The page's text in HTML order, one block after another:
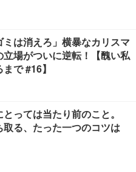
ミは消えろ」横暴なカリスマ
立場がついに逆転！【醜い私
で #16】
っては当たり前のこと。
取る、たった一つのコツは